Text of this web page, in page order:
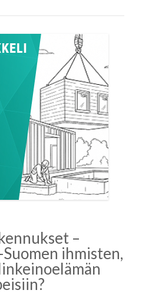
–
ihmisten,